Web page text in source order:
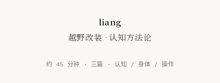
liang
越野改装 · 认知方法论
约 45 分钟 · 三篇 · 认知 / 身体 / 操作